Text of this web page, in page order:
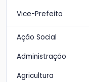
Vice-Prefeito
Ação Social
Administração
Agricultura